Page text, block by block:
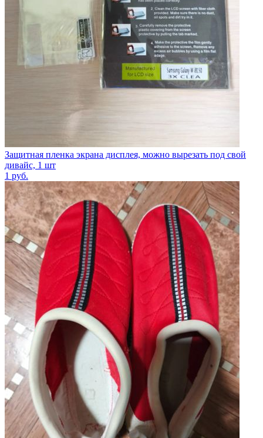
Защитная пленка экрана дисплея, можно вырезать под свой
дивайс, 1 шт
1 руб.